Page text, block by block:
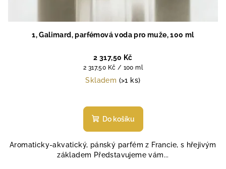
1, Galimard, parfémová voda pro muže, 100 ml
2 317,50 Kč
Měrná
cena:
2 317,50 Kč / 100 ml
Skladem (>1 ks)
hodnocení
produktu
z
5
Do košíku
Aromaticky-akvatický, pánský parfém z Francie, s hřejivým
základem Představujeme vám...